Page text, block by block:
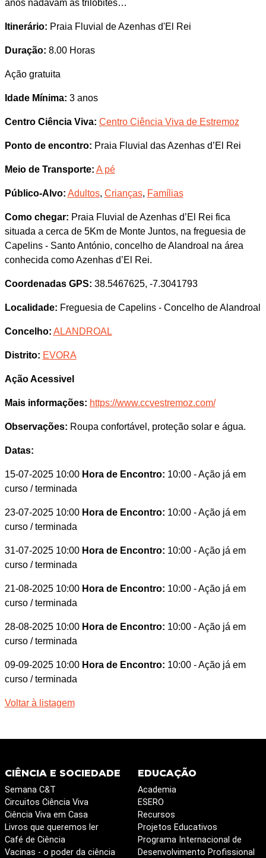
anos nadavam as trilobites…
Itinerário: Praia Fluvial de Azenhas d'El Rei
Duração: 8.00 Horas
Ação gratuita
Idade Mínima: 3 anos
Centro Ciência Viva: Centro Ciência Viva de Estremoz
Ponto de encontro: Praia Fluvial das Azenhas d’El Rei
Meio de Transporte: A pé
Público-Alvo: Adultos, Crianças, Famílias
Como chegar: Praia Fluvial de Azenhas d’El Rei fica
situada a cerca de 5Km de Monte Juntos, na freguesia de
Capelins - Santo António, concelho de Alandroal na área
conhecida como Azenhas d’El Rei.
Coordenadas GPS: 38.5467625, -7.3041793
Localidade: Freguesia de Capelins - Concelho de Alandroal
Concelho: ALANDROAL
Distrito: EVORA
Ação Acessivel
Mais informações: https://www.ccvestremoz.com/
Observações: Roupa confortável, proteção solar e água.
Datas:
15-07-2025 10:00 Hora de Encontro: 10:00 - Ação já em
curso / terminada
23-07-2025 10:00 Hora de Encontro: 10:00 - Ação já em
curso / terminada
31-07-2025 10:00 Hora de Encontro: 10:00 - Ação já em
curso / terminada
21-08-2025 10:00 Hora de Encontro: 10:00 - Ação já em
curso / terminada
28-08-2025 10:00 Hora de Encontro: 10:00 - Ação já em
curso / terminada
09-09-2025 10:00 Hora de Encontro: 10:00 - Ação já em
curso / terminada
Voltar à listagem
CIÊNCIA E SOCIEDADE
Semana C&T
Circuitos Ciência Viva
Ciência Viva em Casa
Livros que queremos ler
Café de Ciência
Vacinas - o poder da ciência
EDUCAÇÃO
Academia
ESERO
Recursos
Projetos Educativos
Programa Internacional de
Desenvolvimento Profissional